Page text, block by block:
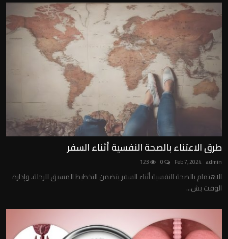
طرق الاعتناء بالصحة النفسية أثناء السفر
admin
Feb 7, 2024
الاهتمام بالصحة النفسية أثناء السفر يتضمن التخطيط المسبق للرحلة، وإدارة
الوقت بش...